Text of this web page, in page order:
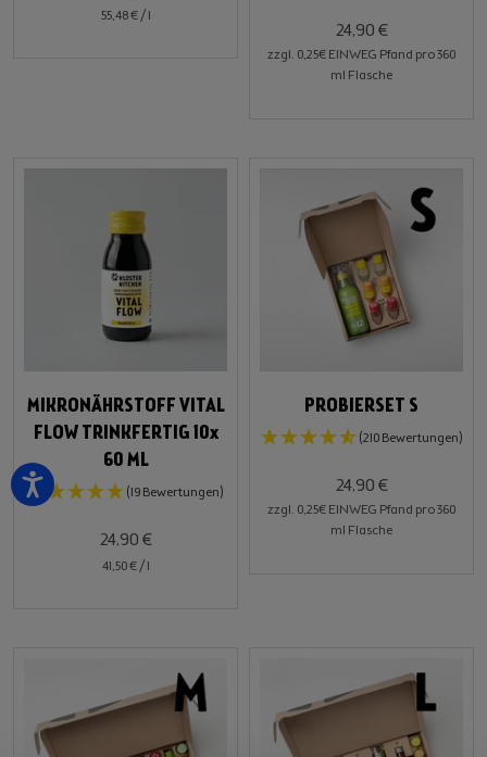
55,48 € /
24,90 €
zzgl. 0,25€ EINWEG Pfand pro 360
ml Flasche
MIKRONÄHRSTOFF VITAL
FLOW TRINKFERTIG 10x
60 ML
(19 Bewertungen)
24,90 €
41,50 € /
PROBIERSET S
(210 Bewertungen)
24,90 €
zzgl. 0,25€ EINWEG Pfand pro 360
ml Flasche